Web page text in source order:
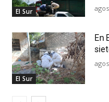
El Sur
El Sur
En